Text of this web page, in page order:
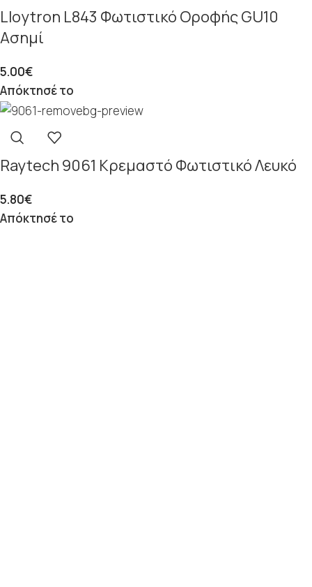
Lloytron L843 Φωτιστικό Οροφής GU10
Ασημί
5.00€
Απόκτησέ το
Raytech 9061 Κρεμαστό Φωτιστικό Λευκό
5.80€
Απόκτησέ το